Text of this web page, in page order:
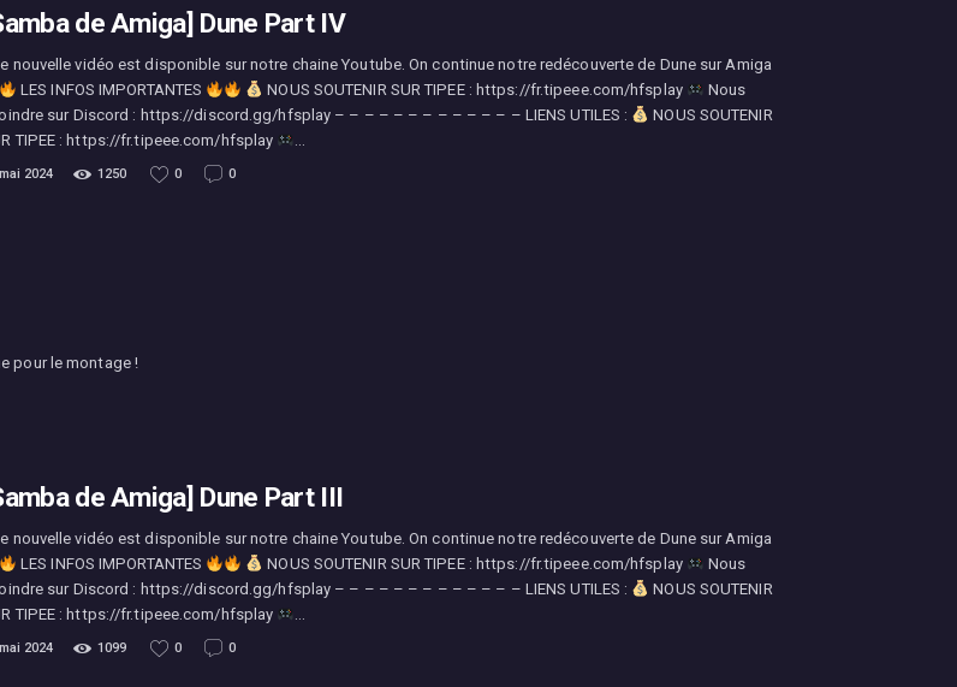
de Amiga] Dune Part IV
nouvelle vidéo est disponible sur notre chaine Youtube. On continue notre redécouverte de Dune sur Amiga
LES INFOS IMPORTANTES
NOUS SOUTENIR SUR TIPEE : https://fr.tipeee.com/hfsplay
Nous
sur Discord : https://discord.gg/hfsplay – – – – – – – – – – – – – LIENS UTILES :
NOUS SOUTENIR
TIPEE : https://fr.tipeee.com/hfsplay
…
2024 1250 0 0
pour le montage !
de Amiga] Dune Part III
nouvelle vidéo est disponible sur notre chaine Youtube. On continue notre redécouverte de Dune sur Amiga
LES INFOS IMPORTANTES
NOUS SOUTENIR SUR TIPEE : https://fr.tipeee.com/hfsplay
Nous
sur Discord : https://discord.gg/hfsplay – – – – – – – – – – – – – LIENS UTILES :
NOUS SOUTENIR
TIPEE : https://fr.tipeee.com/hfsplay
…
2024 1099 0 0